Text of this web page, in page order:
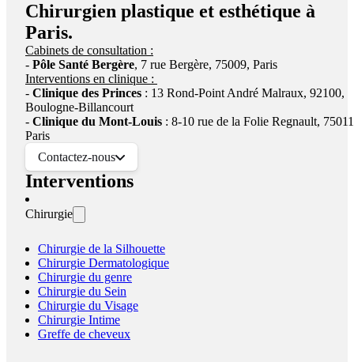
Chirurgien plastique et esthétique à
Paris.
Cabinets de consultation :
- Pôle Santé Bergère, 7 rue Bergère, 75009, Paris
Interventions en clinique :
- Clinique des Princes : 13 Rond-Point André Malraux, 92100,
Boulogne-Billancourt
- Clinique du Mont-Louis : 8-10 rue de la Folie Regnault,
Paris
Contactez-nous
Email
Interventions
Chirurgie
Chirurgie de la Silhouette
Chirurgie Dermatologique
Chirurgie du genre
Chirurgie du Sein
Chirurgie du Visage
Chirurgie Intime
Greffe de cheveux